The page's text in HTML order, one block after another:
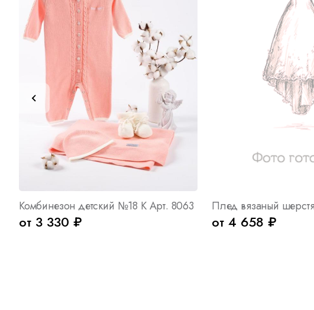
Комбинезон детский №18 К Арт. 8063
от 3 330 ₽ от 4 658 ₽